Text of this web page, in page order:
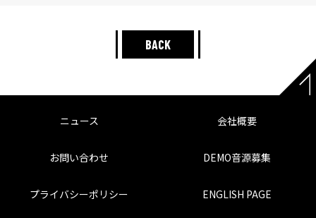
BACK
ニュース 会社概要
お問い合わせ DEMO音源募集
プライバシーポリシー ENGLISH PAGE